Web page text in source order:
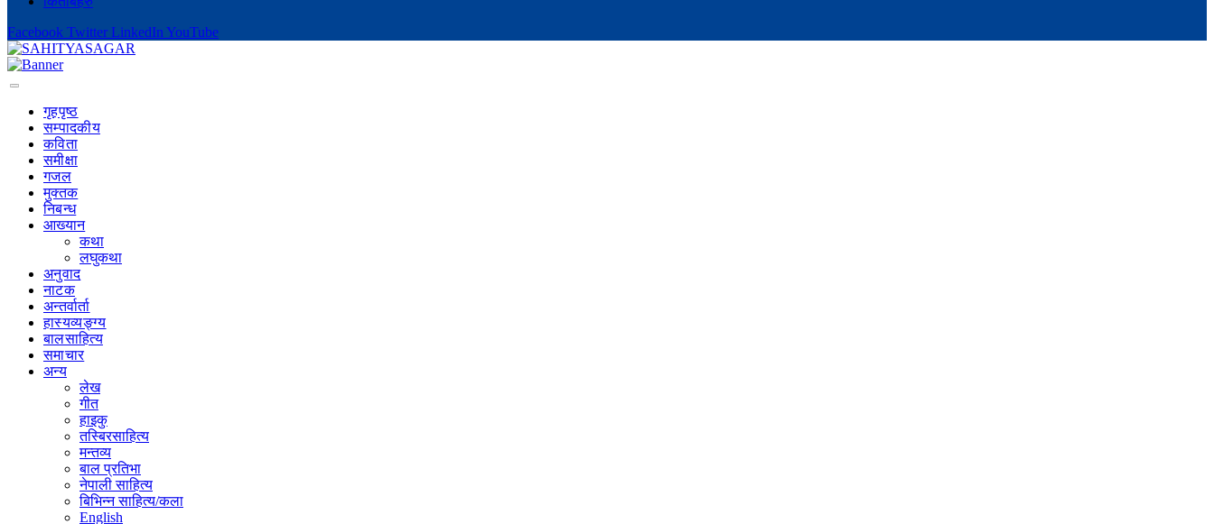
Facebook Twitter LinkedIn YouTube
गृहपृष्‍ठ
सम्पादकीय
कविता
समीक्षा
गजल
मुक्तक
निबन्ध
आख्यान
कथा
लघुकथा
अनुवाद
नाटक
अन्तर्वार्ता
हास्यव्यङ्ग्य
बालसाहित्य
समाचार
अन्य
लेख
गीत
हाइकु
तस्बिरसाहित्य
मन्तव्य
बाल प्रतिभा
नेपाली साहित्य
बिभिन्न साहित्य/कला
English